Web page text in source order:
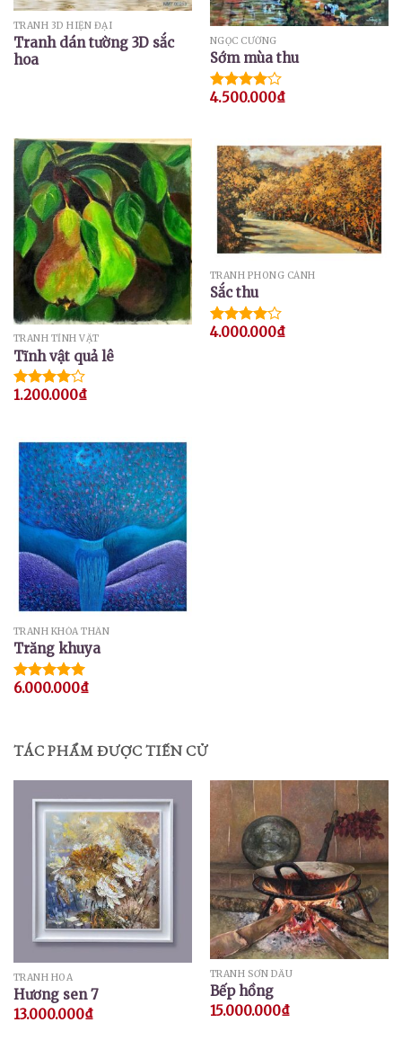
TRANH 3D HIỆN ĐẠI
Tranh dán tường 3D sắc
hoa
NGỌC CƯỜNG
Sớm mùa thu
Được
sao
4.500.000₫
TRANH TĨNH VẬT
Tĩnh vật quả lê
Được
sao
1.200.000₫
TRANH PHONG CẢNH
Sắc thu
Được
4.000.000₫
TRANH KHỎA THÂN
Trăng khuya
Được xếp
6.000.000₫
TÁC PHẨM ĐƯỢC TIẾN CỬ
TRANH HOA
Hương sen 7
13.000.000₫
TRANH SƠN DẦU
Bếp hồng
15.000.000₫